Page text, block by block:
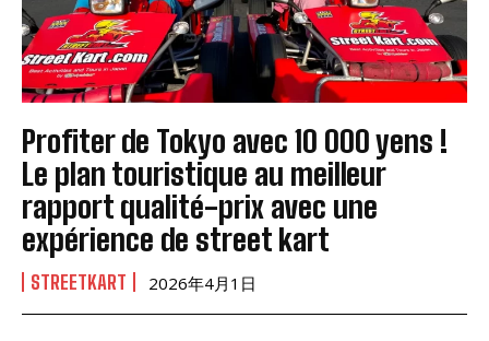
Profiter de Tokyo avec 10 000 yens !
Le plan touristique au meilleur
rapport qualité-prix avec une
expérience de street kart
STREETKART 2026年4月1日